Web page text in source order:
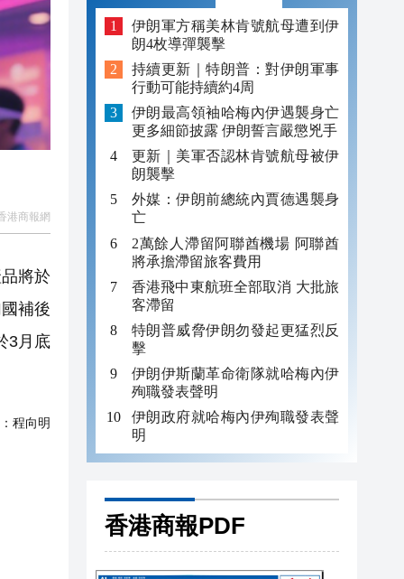
10:01
10:01
09:55
09:54
港商報網
將於
補後
3月底
程向明
伊朗軍方稱美林肯號航母遭到伊
朗4枚導彈襲擊
持續更新｜特朗普：對伊朗軍事
行動可能持續約4周
伊朗最高領袖哈梅內伊遇襲身亡
更多細節披露 伊朗誓言嚴懲兇手
更新｜美軍否認林肯號航母被伊
朗襲擊
外媒：伊朗前總統內賈德遇襲身
亡
2萬餘人滯留阿聯酋機場 阿聯酋
將承擔滯留旅客費用
香港飛中東航班全部取消 大批旅
客滯留
特朗普威脅伊朗勿發起更猛烈反
擊
伊朗伊斯蘭革命衛隊就哈梅內伊
殉職發表聲明
伊朗政府就哈梅內伊殉職發表聲
明
香港商報PDF